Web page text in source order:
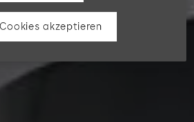
akzeptieren